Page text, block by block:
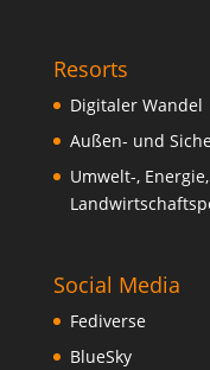
Resorts
Digitaler Wandel
Außen- und
Umwelt-,
Social Media
Fediverse
BlueSky